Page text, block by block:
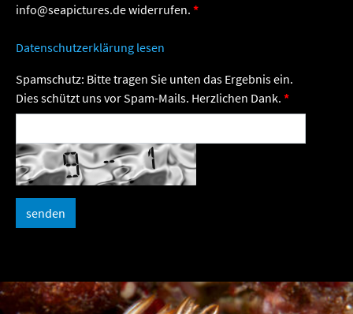
info@seapictures.de widerrufen.
Datenschutzerklärung lesen
Spamschutz: Bitte tragen Sie unten das Ergebnis ein.
Dies schützt uns vor Spam-Mails. Herzlichen Dank.